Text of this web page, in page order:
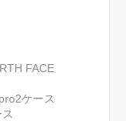
FACE
ケース